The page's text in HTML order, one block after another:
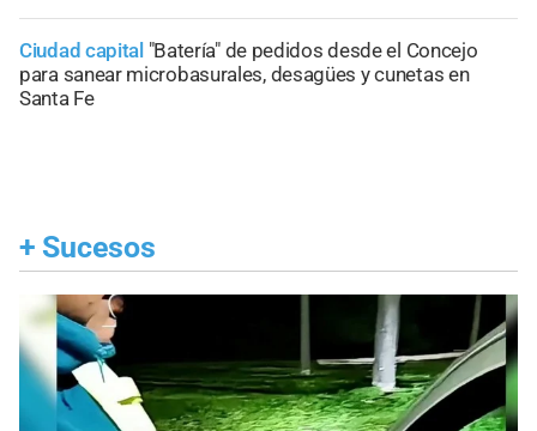
Ciudad capital "Batería" de pedidos desde el Concejo
para sanear microbasurales, desagües y cunetas en
Santa Fe
+ Sucesos